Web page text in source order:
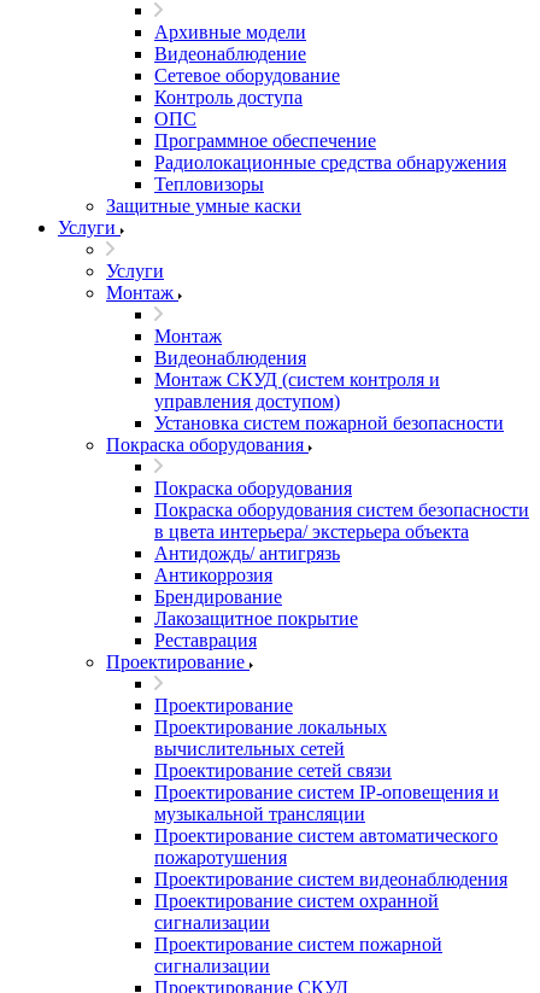
Архивные модели
Видеонаблюдение
Сетевое оборудование
Контроль доступа
ОПС
Программное обеспечение
Радиолокационные средства обнаружения
Тепловизоры
Защитные умные каски
Услуги
Услуги
Монтаж
Монтаж
Видеонаблюдения
Монтаж СКУД (систем контроля и
управления доступом)
Установка систем пожарной безопасности
Покраска оборудования
Покраска оборудования
Покраска оборудования систем безопасности
в цвета интерьера/ экстерьера объекта
Антидождь/ антигрязь
Антикоррозия
Брендирование
Лакозащитное покрытие
Реставрация
Проектирование
Проектирование
Проектирование локальных
вычислительных сетей
Проектирование сетей связи
Проектирование систем IP-оповещения и
музыкальной трансляции
Проектирование систем автоматического
пожаротушения
Проектирование систем видеонаблюдения
Проектирование систем охранной
сигнализации
Проектирование систем пожарной
сигнализации
Проектирование СКУД